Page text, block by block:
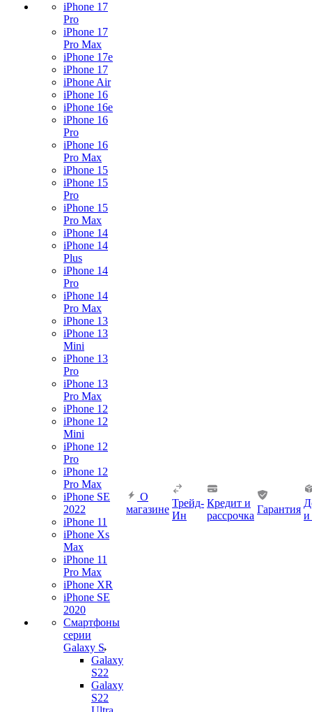
iPhone 17
Pro
iPhone 17
Pro Max
iPhone 17e
iPhone 17
iPhone Air
iPhone 16
iPhone 16e
iPhone 16
Pro
iPhone 16
Pro Max
iPhone 15
iPhone 15
Pro
iPhone 15
Pro Max
iPhone 14
iPhone 14
Plus
iPhone 14
Pro
iPhone 14
Pro Max
iPhone 13
iPhone 13
Mini
iPhone 13
Pro
iPhone 13
Pro Max
iPhone 12
iPhone 12
Mini
iPhone 12
Pro
iPhone 12
Pro Max
iPhone SE
2022
iPhone 11
iPhone Xs
Max
iPhone 11
Pro Max
iPhone XR
iPhone SE
2020
Смартфоны
серии
Galaxy S
Galaxy
S22
Galaxy
S22
О
магазине
Трейд-
Ин
Кредит и
рассрочка
Гарантия
и